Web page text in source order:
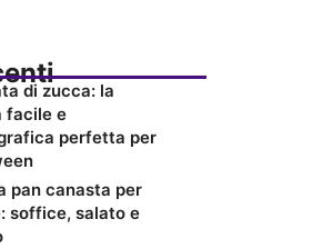
di zucca: la
facile e
perfetta per
pan canasta per
soffice, salato e